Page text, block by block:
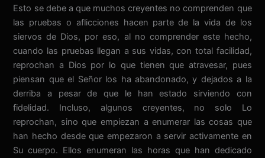
Esto se debe a que muchos creyentes no comprenden que
las pruebas o aflicciones hacen parte de la vida de los
siervos de Dios, por eso, al no comprender este hecho,
cuando las pruebas llegan a sus vidas, con total facilidad,
reprochan a Dios por lo que tienen que atravesar, pues
piensan que el Señor los ha abandonado, y dejados a la
derriba a pesar de que le han estado sirviendo con
fidelidad. Incluso, algunos creyentes, no solo Lo
reprochan, sino que empiezan a enumerar las cosas que
han hecho desde que empezaron a servir activamente en
Su cuerpo. Ellos enumeran las horas que han dedicado